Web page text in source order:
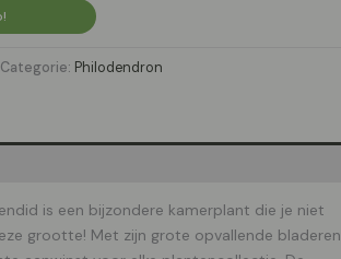
Categorie: Philodendron
is een bijzondere kamerplant die je niet
grootte! Met zijn grote opvallende bladeren